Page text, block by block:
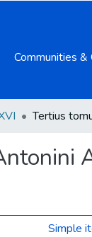
Communities &
Simple